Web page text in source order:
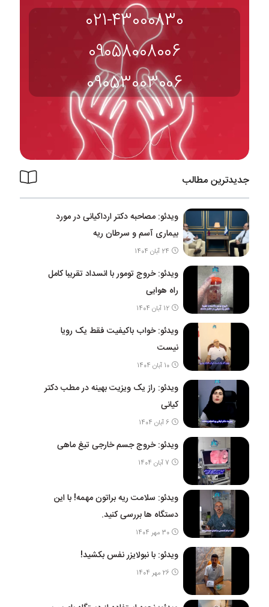
021-43000830
09058008006
09053003006
جدیدترین مطالب
ویدئو: مصاحبه دکتر ارداکیانی در مورد
بیماری آسم و سرطان ریه
24 آبان 1404
ویدئو: خروج تومور با انسداد تقریبا کامل
راه هوایی
12 آبان 1404
ویدئو: خواب باکیفیت فقط یک رویا
نیست
10 آبان 1404
ویدئو: راز یک ویزیت بهینه در مطب دکتر
کیانی
6 آبان 1404
ویدئو: خروج جسم خارجی تیغ ماهی
7 آبان 1404
ویدئو: سلامت ریه براتون مهمه! با این
دستگاه ها بررسی کنید.
30 مهر 1404
ویدئو: با نبولایزر نفس بکشید!
26 مهر 1404